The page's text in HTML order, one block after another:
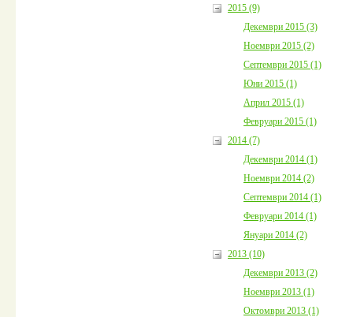
2015 (9)
Декември 2015 (3)
Ноември 2015 (2)
Септември 2015 (1)
Юни 2015 (1)
Април 2015 (1)
Февруари 2015 (1)
2014 (7)
Декември 2014 (1)
Ноември 2014 (2)
Септември 2014 (1)
Февруари 2014 (1)
Януари 2014 (2)
2013 (10)
Декември 2013 (2)
Ноември 2013 (1)
Октомври 2013 (1)